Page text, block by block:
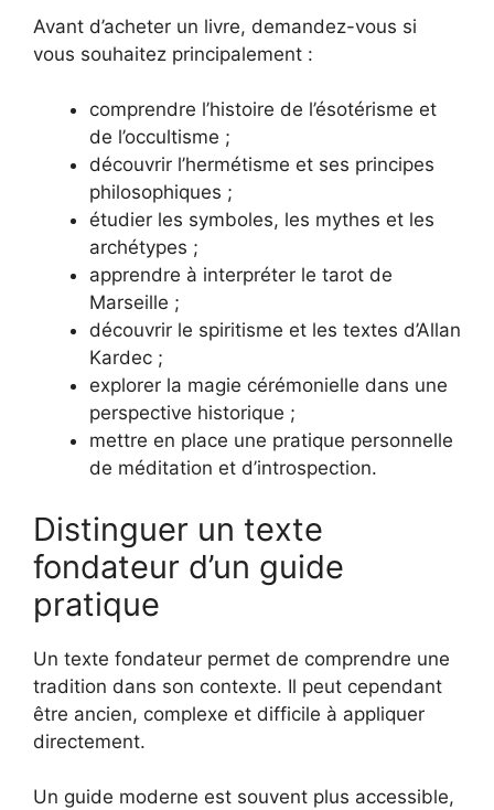
Avant d’acheter un livre, demandez-vous si
vous souhaitez principalement :
comprendre l’histoire de l’ésotérisme et
de l’occultisme ;
découvrir l’hermétisme et ses principes
philosophiques ;
étudier les symboles, les mythes et les
archétypes ;
apprendre à interpréter le tarot de
Marseille ;
découvrir le spiritisme et les textes d’Allan
Kardec ;
explorer la magie cérémonielle dans une
perspective historique ;
mettre en place une pratique personnelle
de méditation et d’introspection.
Distinguer un texte
fondateur d’un guide
pratique
Un texte fondateur permet de comprendre une
tradition dans son contexte. Il peut cependant
être ancien, complexe et difficile à appliquer
directement.
Un guide moderne est souvent plus accessible,